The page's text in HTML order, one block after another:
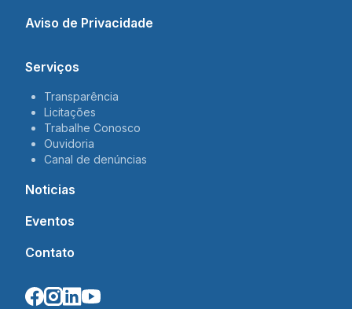
Aviso de Privacidade
Serviços
Transparência
Licitações
Trabalhe Conosco
Ouvidoria
Canal de denúncias
Noticias
Eventos
Contato